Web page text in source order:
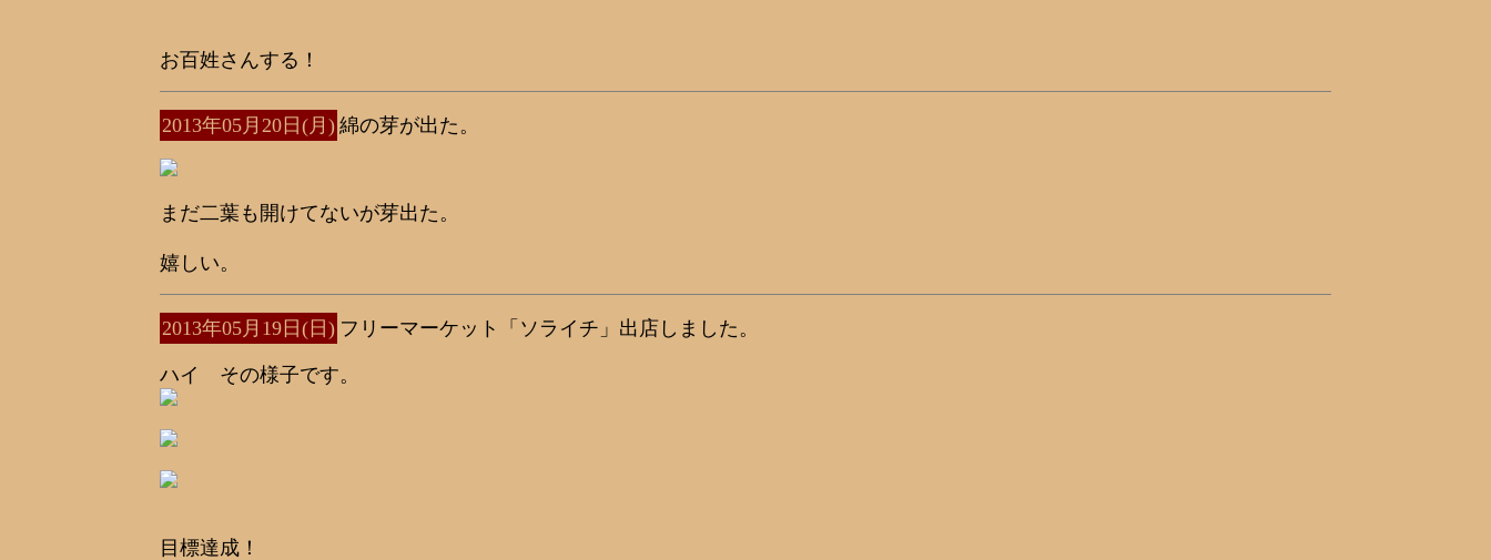
お百姓さんする！
2013年05月20日(月) 綿の芽が出た。
まだ二葉も開けてないが芽出た。
嬉しい。
2013年05月19日(日) フリーマーケット「ソライチ」出店しました。
ハイ その様子です。
目標達成！